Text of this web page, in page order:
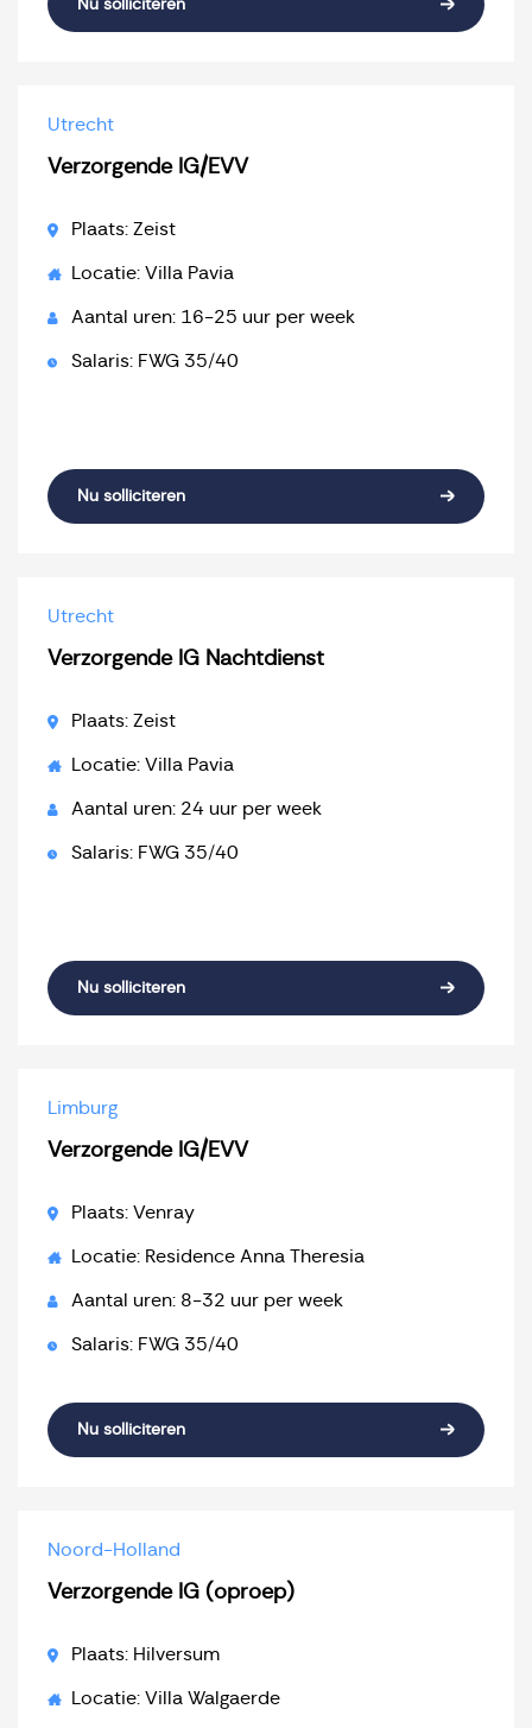
Nu solliciteren
Utrecht
Verzorgende IG/EVV
Plaats: Zeist
Locatie: Villa Pavia
Aantal uren: 16-25 uur per week
Salaris: FWG 35/40
Nu solliciteren
Utrecht
Verzorgende IG Nachtdienst
Plaats: Zeist
Locatie: Villa Pavia
Aantal uren: 24 uur per week
Salaris: FWG 35/40
Nu solliciteren
Limburg
Verzorgende IG/EVV
Plaats: Venray
Locatie: Residence Anna Theresia
Aantal uren: 8-32 uur per week
Salaris: FWG 35/40
Nu solliciteren
Noord-Holland
Verzorgende IG (oproep)
Plaats: Hilversum
Locatie: Villa Walgaerde